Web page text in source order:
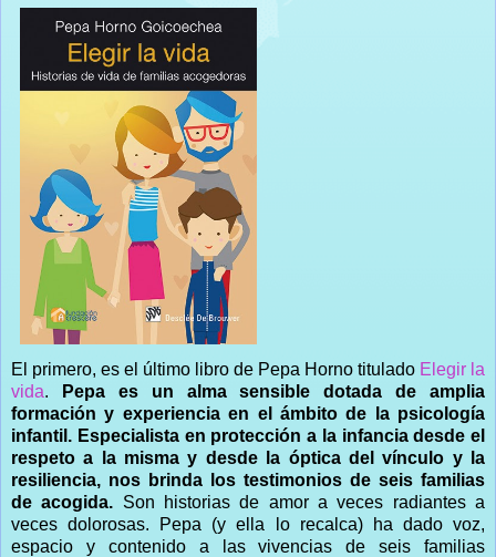
El primero, es el último libro de Pepa Horno titulado Elegir la
vida.
Pepa es un alma sensible dotada de amplia
formación y experiencia en el ámbito de la psicología
infantil. Especialista en protección a la infancia desde el
respeto a la misma y desde la óptica del vínculo y la
resiliencia, nos brinda los testimonios de seis familias
de acogida. Son historias de amor a veces radiantes a
veces dolorosas. Pepa (y ella lo recalca) ha dado voz,
espacio y contenido a las vivencias de seis familias